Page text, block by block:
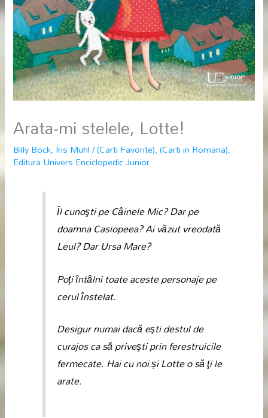
Arata-mi stelele, Lotte!
Billy Bock, Iris Muhl/(Carti Favorite),(Carti in Romana),
Editura Univers Enciclopedic Junior
Îl cunoşti pe Câinele Mic? Dar pe
doamna Casiopeea? Ai văzut vreodată
Leul? Dar Ursa Mare?
Poţi întâlni toate aceste personaje pe
cerul înstelat.
Desigur numai dacă eşti destul de
curajos ca să priveşti prin ferestruicile
fermecate. Hai cu noi și Lotte o să ţi le
arate.